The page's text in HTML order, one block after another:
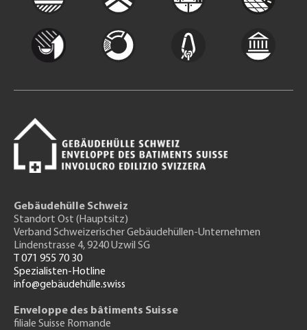
Gebäudehülle Schweiz
Standort Ost (Hauptsitz)
Verband Schweizerischer Gebäudehüllen-Unternehmen
Lindenstrasse 4, 9240 Uzwil SG
T 071 955 70 30
Spezialisten-Hotline
info@gebäudehülle.swiss
Enveloppe des bâtiments Suisse
filiale Suisse Romande